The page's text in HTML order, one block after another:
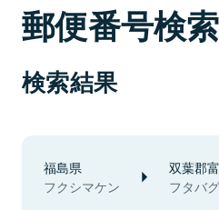
郵便番号検索
検索結果
福島県
フクシマケン
双葉郡
フタバ